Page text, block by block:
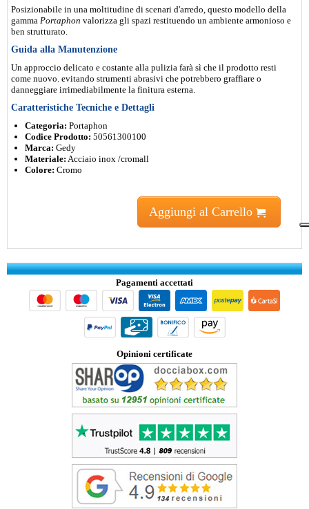
Posizionabile in una moltitudine di scenari d'arredo, questo modello della
gamma Portaphon valorizza gli spazi restituendo un ambiente armonioso e
ben strutturato.
Guida alla Manutenzione
Un approccio delicato e costante alla pulizia farà sì che il prodotto resti
come nuovo. evitando strumenti abrasivi che potrebbero graffiare o
danneggiare irrimediabilmente la finitura esterna.
Caratteristiche Tecniche e Dettagli
Categoria: Portaphon
Codice Prodotto: 50561300100
Marca: Gedy
Materiale: Acciaio inox /cromall
Colore: Cromo
Aggiungi al Carrello
Pagamenti accettati
Opinioni certificate